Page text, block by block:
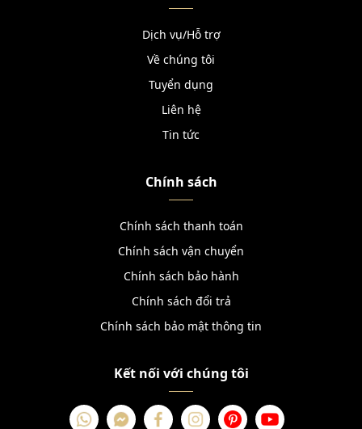
Dịch vụ/Hỗ trợ
Về chúng tôi
Tuyển dụng
Liên hệ
Tin tức
Chính sách
Chính sách thanh toán
Chính sách vận chuyển
Chính sách bảo hành
Chính sách đổi trả
Chính sách bảo mật thông tin
Kết nối với chúng tôi